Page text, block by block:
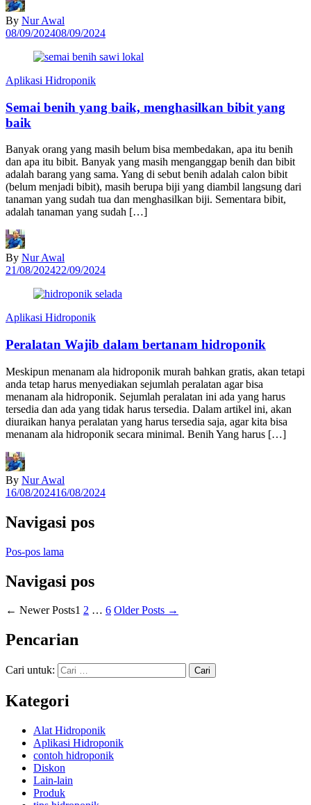
By Nur Awal
08/09/202408/09/2024
Aplikasi Hidroponik
Semai benih yang baik, menghasilkan bibit yang
baik
Banyak orang yang masih belum bisa membedakan, apa itu benih
dan apa itu bibit. Banyak yang masih menganggap benih dan bibit
adalah barang yang sama. Yang di sebut benih adalah calon bibit
(belum menjadi bibit), masih berupa biji yang diambil langsung dari
tanaman yang sudah tua dan menghasilkan biji. Sementara bibit,
adalah tanaman yang sudah […]
By Nur Awal
21/08/202422/09/2024
Aplikasi Hidroponik
Peralatan Wajib dalam bertanam hidroponik
Meskipun menanam ala hidroponik murah bahkan gratis, akan tetapi
anda tetap harus menyediakan sejumlah peralatan agar bisa
menanam ala hidroponik. Sejumlah peralatan ini ada yang harus
tersedia dan ada yang tidak harus tersedia. Dalam artikel ini, akan
diuraikan hanya peralatan yang harus tersedia saja, agar kita bisa
menanam ala hidroponik secara minimal. Benih Yang harus […]
By Nur Awal
16/08/202416/08/2024
Navigasi pos
Pos-pos lama
Navigasi pos
← NewerPosts1 2 … 6 OlderPosts →
Pencarian
Cari untuk:
Kategori
Alat Hidroponik
Aplikasi Hidroponik
contoh hidroponik
Diskon
Lain-lain
Produk